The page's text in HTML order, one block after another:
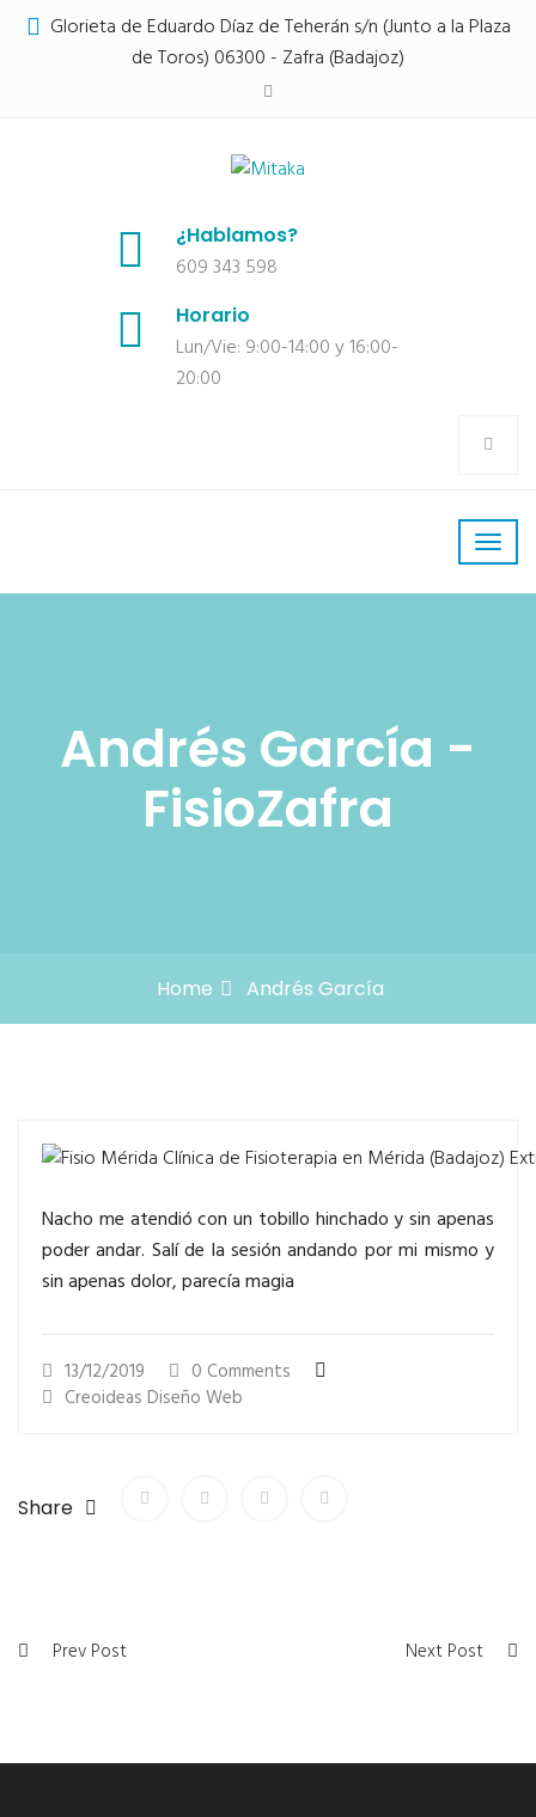
Glorieta de Eduardo Díaz de Teherán s/n (Junto a la Plaza
de Toros) 06300 - Zafra (Badajoz)
¿Hablamos?
609 343 598
Horario
Lun/Vie: 9:00-14:00 y 16:00-
20:00
Andrés García -
FisioZafra
Home Andrés García
Nacho me atendió con un tobillo hinchado y sin apenas
poder andar. Salí de la sesión andando por mi mismo y
sin apenas dolor, parecía magia
13/12/2019
0 Comments
Creoideas Diseño Web
Share
Prev Post Next Post